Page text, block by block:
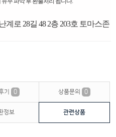
계로 28길 48 2층 203호 토마스존
기 0 상품문의 0
정보 관련상품